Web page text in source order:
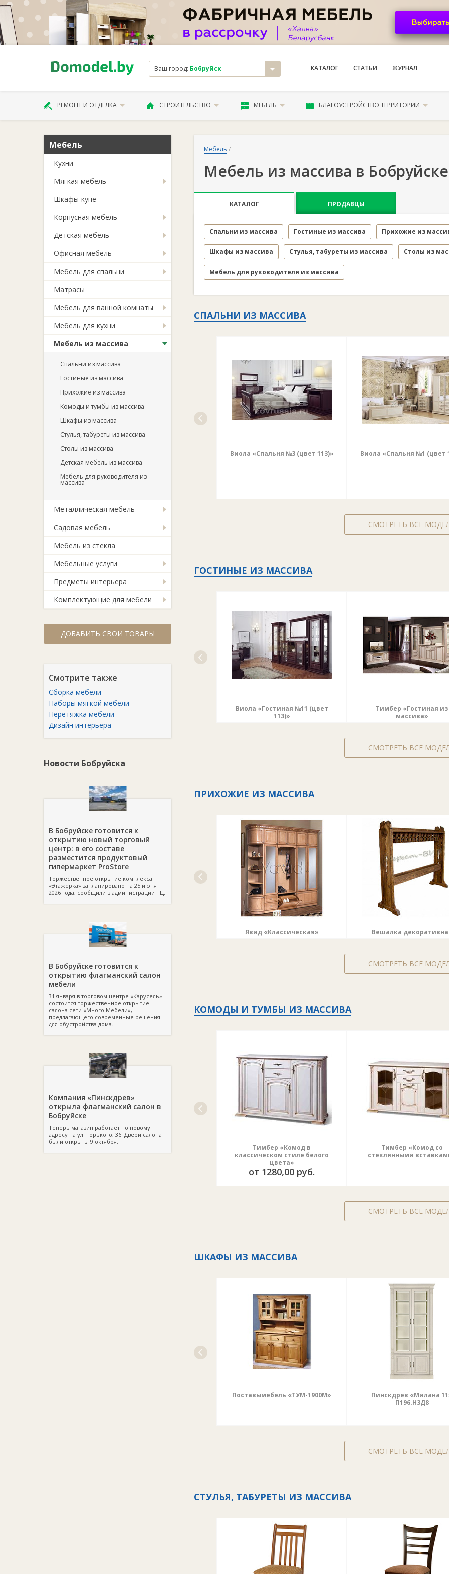
Ваш город: Бобруйск КАТАЛОГ СТАТЬИ ЖУРНАЛ
РЕМОНТ И ОТДЕЛКА СТРОИТЕЛЬСТВО МЕБЕЛЬ БЛАГОУСТРОЙСТВО ТЕРРИТОРИИ
Мебель
Кухни
Мягкая мебель
Шкафы-купе
Корпусная мебель
Детская мебель
Офисная мебель
Мебель для спальни
Матрасы
Мебель для ванной комнаты
Мебель для кухни
Мебель из массива
Спальни из массива
Гостиные из массива
Прихожие из массива
Комоды и тумбы из массива
Шкафы из массива
Стулья, табуреты из массива
Столы из массива
Детская мебель из массива
Мебель для руководителя из
массива
Металлическая мебель
Садовая мебель
Мебель из стекла
Мебельные услуги
Предметы интерьера
Комплектующие для мебели
ДОБАВИТЬ СВОИ ТОВАРЫ
Смотрите также
Сборка мебели
Наборы мягкой мебели
Перетяжка мебели
Дизайн интерьера
Новости Бобруйска
В Бобруйске готовится к
открытию новый торговый
центр: в его составе
разместится продуктовый
гипермаркет ProStore
Торжественное открытие комплекса
«Этажерка» запланировано на 25 июня
2026 года, сообщили в администрации ТЦ.
В Бобруйске готовится к
открытию флагманский салон
мебели
31 января в торговом центре «Карусель»
состоится торжественное открытие
салона сети «Много Мебели»,
предлагающего современные решения
для обустройства дома.
Компания «Пинскдрев»
открыла флагманский салон в
Бобруйске
Теперь магазин работает по новому
адресу на ул. Горького, 36. Двери салона
были открыты 9 октября.
Мебель /
Мебель из массива в Бобруйске
КАТАЛОГ ПРОДАВЦЫ
Спальни из массива Гостиные из массива Прихожие из
Шкафы из массива Стулья, табуреты из массива Столы из
Мебель для руководителя из массива
СПАЛЬНИ ИЗ МАССИВА
Виола «Спальня №3 (цвет 113)» Виола «Спальня №1 (цвет
СМОТРЕТЬ ВСЕ
ГОСТИНЫЕ ИЗ МАССИВА
Виола «Гостиная №11 (цвет
113)»
Тимбер «Гостиная из
массива»
СМОТРЕТЬ ВСЕ
ПРИХОЖИЕ ИЗ МАССИВА
Явид «Классическая» Вешалка
СМОТРЕТЬ ВСЕ
КОМОДЫ И ТУМБЫ ИЗ МАССИВА
Тимбер «Комод в
классическом стиле белого
цвета»
от 1280,00 руб.
Тимбер «Комод со
стеклянными
СМОТРЕТЬ ВСЕ
ШКАФЫ ИЗ МАССИВА
Поставымебель «ТУМ-1900М»
Пинскдрев «Милана
П196.Н3Д8
СМОТРЕТЬ ВСЕ
СТУЛЬЯ, ТАБУРЕТЫ ИЗ МАССИВА